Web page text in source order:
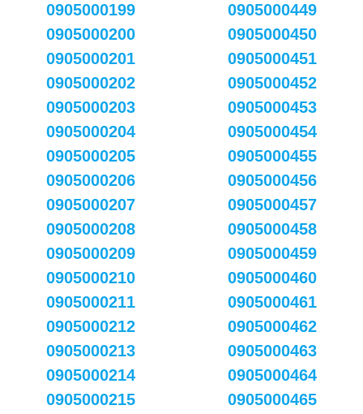
0905000199
0905000200
0905000201
0905000202
0905000203
0905000204
0905000205
0905000206
0905000207
0905000208
0905000209
0905000210
0905000211
0905000212
0905000213
0905000214
0905000215
0905000449
0905000450
0905000451
0905000452
0905000453
0905000454
0905000455
0905000456
0905000457
0905000458
0905000459
0905000460
0905000461
0905000462
0905000463
0905000464
0905000465